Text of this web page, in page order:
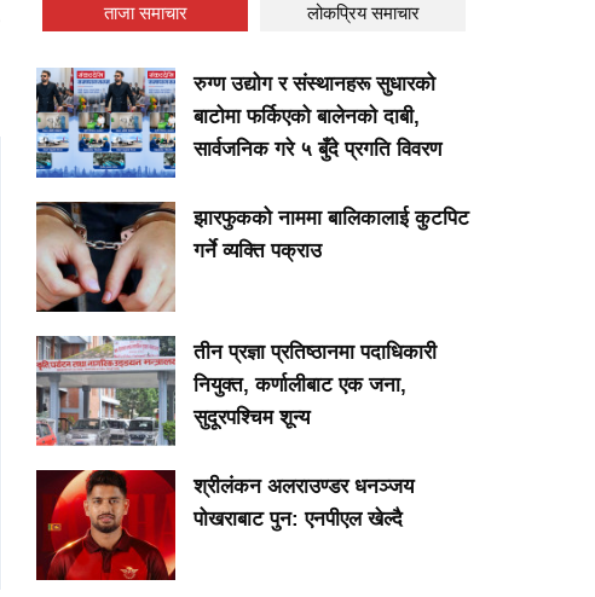
ताजा समाचार लोकप्रिय समाचार
रुग्ण उद्योग र संस्थानहरू सुधारको
बाटोमा फर्किएको बालेनकाे दाबी,
सार्वजनिक गरे ५ बुँदे प्रगति विवरण
झारफुकको नाममा बालिकालाई कुटपिट
गर्ने व्यक्ति पक्राउ
तीन प्रज्ञा प्रतिष्ठानमा पदाधिकारी
नियुक्त, कर्णालीबाट एक जना,
सुदूरपश्चिम शून्य
श्रीलंकन अलराउण्डर धनञ्जय
पोखराबाट पुन: एनपीएल खेल्दै